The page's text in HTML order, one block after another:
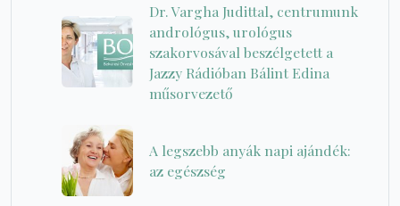
Dr. Vargha Judittal, centrumunk
andrológus, urológus
szakorvosával beszélgetett a
Jazzy Rádióban Bálint Edina
műsorvezető
A legszebb anyák napi ajándék:
az egészség